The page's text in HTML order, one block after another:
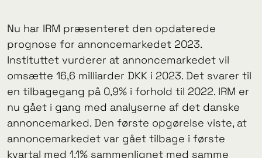
Nu har IRM præsenteret den opdaterede
prognose for annoncemarkedet 2023.
Instituttet vurderer at annoncemarkedet vil
omsætte 16,6 milliarder DKK i 2023. Det svarer til
en tilbagegang på 0,9% i forhold til 2022. IRM er
nu gået i gang med analyserne af det danske
annoncemarked. Den første opgørelse viste, at
annoncemarkedet var gået tilbage i første
kvartal med 1,1% sammenlignet med samme